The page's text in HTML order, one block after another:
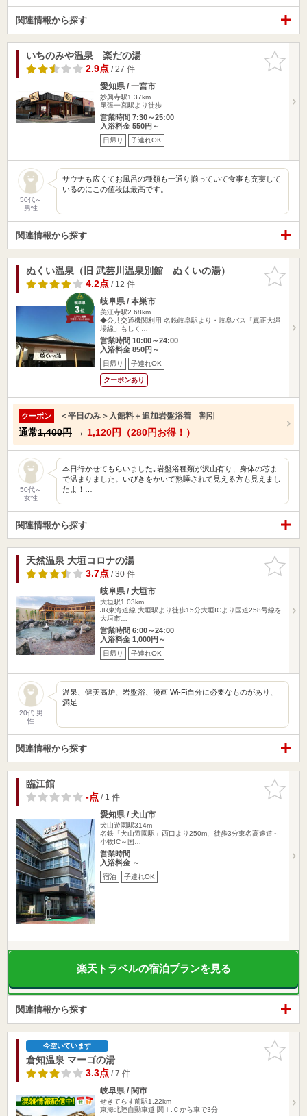
関連情報から探す
お気に入
りに追加
いちのみや温泉 楽だの湯
2.9点/ 27 件
愛知県 / 一宮市
妙興寺駅1.37km
尾張一宮駅より徒歩
営業時間 7:30～25:00
入浴料金 550円～
日帰り 子連れOK
50代～
男性
サウナも広くてお風呂の種類も一通り揃っていて食事も充実して
いるのにこの値段は最高です。
関連情報から探す
お気に入
りに追加
ぬくい温泉（旧 武芸川温泉別館 ぬくいの湯）
4.2点/ 12 件
岐阜県 / 本巣市
美江寺駅2.68km
◆公共交通機関利用 名鉄岐阜駅より・岐阜バス「真正大縄
場線」もしく…
営業時間 10:00～24:00
入浴料金 850円～
日帰り 子連れOK
クーポンあり
クーポン ＜平日のみ＞入館料＋追加岩盤浴着 割引
通常1,400円 → 1,120円（280円お得！）
50代～
女性
本日行かせてもらいました｡岩盤浴種類が沢山有り、身体の芯ま
で温まりました。いびきをかいて熟睡されて見える方も見えまし
たよ！…
関連情報から探す
お気に入
りに追加
天然温泉 大垣コロナの湯
3.7点/ 30 件
岐阜県 / 大垣市
大垣駅1.03km
JR東海道線 大垣駅より徒歩15分大垣ICより国道258号線を
大垣市…
営業時間 6:00～24:00
入浴料金 1,000円～
日帰り 子連れOK
20代 男
性
温泉、健美高炉、岩盤浴、漫画 Wi-Fi自分に必要なものがあり、
満足
関連情報から探す
お気に入
りに追加
臨江館
-点/ 1 件
愛知県 / 犬山市
犬山遊園駅314m
名鉄「犬山遊園駅」西口より250m、徒歩3分東名高速道～
小牧IC～国…
営業時間
入浴料金 ～
宿泊 子連れOK
楽天トラベルの宿泊プランを見る
関連情報から探す
お気に入
りに追加
今空いています
倉知温泉 マーゴの湯
3.3点/ 7 件
岐阜県 / 関市
せきてらす前駅1.22km
東海北陸自動車道 関Ｉ.Ｃから車で3分